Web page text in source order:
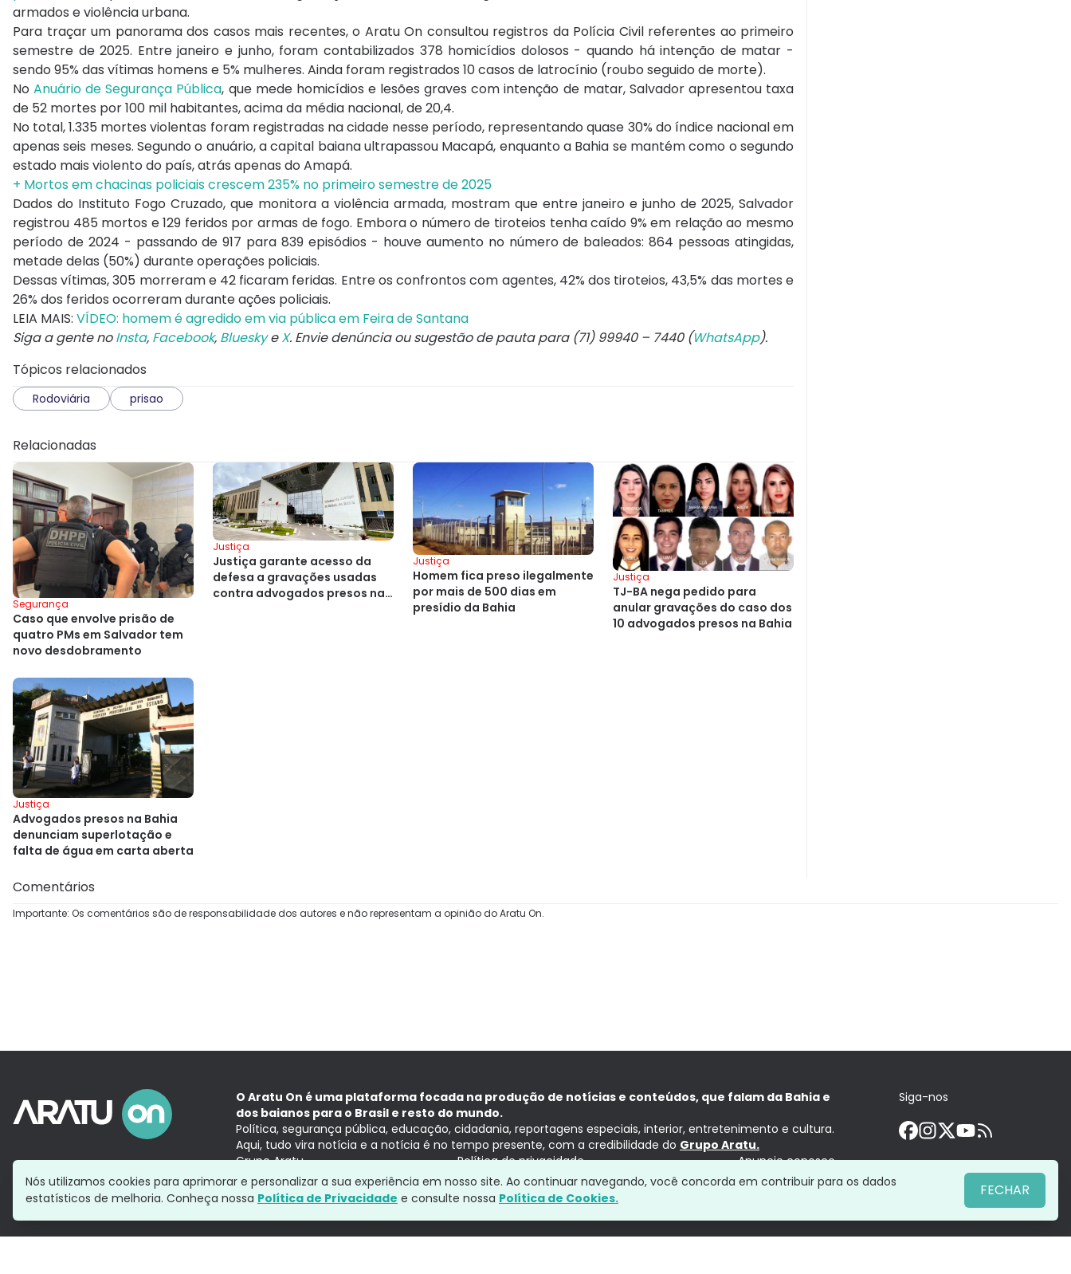
armados e violência urbana.
Para traçar um panorama dos casos mais recentes, o Aratu On consultou registros da Polícia Civil referentes ao primeiro
semestre de 2025. Entre janeiro e junho, foram contabilizados 378 homicídios dolosos - quando há intenção de matar -
sendo 95% das vítimas homens e 5% mulheres. Ainda foram registrados 10 casos de latrocínio (roubo seguido de morte).
NoAnuário de Segurança Pública, que mede homicídios e lesões graves com intenção de matar, Salvador apresentou taxa
de 52 mortes por 100 mil habitantes, acima da média nacional, de 20,4.
No total, 1.335 mortes violentas foram registradas na cidade nesse período, representando quase 30% do índice nacional em
apenas seis meses. Segundo o anuário, a capital baiana ultrapassou Macapá, enquanto a Bahia se mantém como o segundo
estado mais violento do país, atrás apenas do Amapá.
+ Mortos em chacinas policiais crescem 235% no primeiro semestre de 2025
Dados do Instituto Fogo Cruzado, que monitora a violência armada, mostram que entre janeiro e junho de 2025, Salvador
registrou 485 mortos e 129 feridos por armas de fogo. Embora o número de tiroteios tenha caído 9% em relação ao mesmo
período de 2024 - passando de 917 para 839 episódios - houve aumento no número de baleados: 864 pessoas atingidas,
metade delas (50%) durante operações policiais.
Dessas vítimas, 305 morreram e 42 ficaram feridas. Entre os confrontos com agentes, 42% dos tiroteios, 43,5% das mortes e
26% dos feridos ocorreram durante ações policiais.
LEIA MAIS: VÍDEO: homem é agredido em via pública em Feira de Santana
Siga a gente noInsta, Facebook, BlueskyeX. Envie denúncia ou sugestão de pauta para (71) 99940 – 7440 (WhatsApp).
Tópicos relacionados
Rodoviária prisao
Relacionadas
Segurança
Caso que envolve prisão de
quatro PMs em Salvador tem
novo desdobramento
Justiça
Justiça garante acesso da
defesa a gravações usadas
contra advogados presos na
Justiça
Homem fica preso ilegalmente
por mais de 500 dias em
presídio da Bahia
Justiça
TJ-BA nega pedido para
anular gravações do caso dos
10 advogados presos na Bahia
Justiça
Advogados presos na Bahia
denunciam superlotação e
falta de água em carta aberta
Comentários
Importante: Os comentários são de responsabilidade dos autores e não representam a opinião do Aratu On.
O Aratu On é uma plataforma focada na produção de notícias e conteúdos, que falam da Bahia e
dos baianos para o Brasil e resto do mundo.
Política, segurança pública, educação, cidadania, reportagens especiais, interior, entretenimento e cultura.
Aqui, tudo vira notícia e a notícia é no tempo presente, com a credibilidade do Grupo Aratu.
Grupo Aratu
Política de privacidade Anuncie conosco
Siga-nos
Nós utilizamos cookies para aprimorar e personalizar a sua experiência em nosso site. Ao continuar navegando, você concorda em contribuir para os dados
estatísticos de melhoria. Conheça nossa Política de Privacidade e consulte nossa Política de Cookies. FECHAR